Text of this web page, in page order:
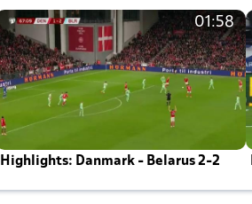
01:58
Highlights: Danmark - Belarus 2-2